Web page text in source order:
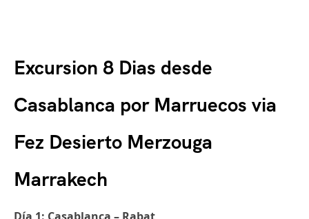
Excursion 8 Dias desde
Casablanca por Marruecos via
Fez Desierto Merzouga
Marrakech